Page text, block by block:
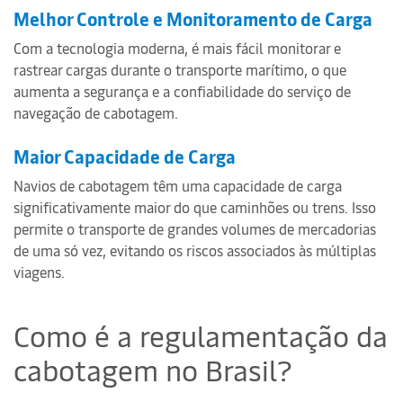
Melhor Controle e Monitoramento de Carga
Com a tecnologia moderna, é mais fácil monitorar e
rastrear cargas durante o transporte marítimo, o que
aumenta a segurança e a confiabilidade do serviço de
navegação de cabotagem.
Maior Capacidade de Carga
Navios de cabotagem têm uma capacidade de carga
significativamente maior do que caminhões ou trens. Isso
permite o transporte de grandes volumes de mercadorias
de uma só vez, evitando os riscos associados às múltiplas
viagens.
Como é a regulamentação da
cabotagem no Brasil?